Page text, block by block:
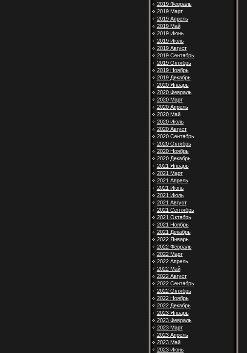
2019 Февраль
2019 Март
2019 Апрель
2019 Май
2019 Июнь
2019 Июль
2019 Август
2019 Сентябрь
2019 Октябрь
2019 Ноябрь
2019 Декабрь
2020 Январь
2020 Февраль
2020 Март
2020 Апрель
2020 Май
2020 Июль
2020 Август
2020 Сентябрь
2020 Октябрь
2020 Ноябрь
2020 Декабрь
2021 Январь
2021 Март
2021 Апрель
2021 Июнь
2021 Июль
2021 Август
2021 Сентябрь
2021 Октябрь
2021 Ноябрь
2021 Декабрь
2022 Январь
2022 Февраль
2022 Март
2022 Апрель
2022 Май
2022 Август
2022 Сентябрь
2022 Октябрь
2022 Ноябрь
2022 Декабрь
2023 Январь
2023 Февраль
2023 Март
2023 Апрель
2023 Май
2023 Июнь